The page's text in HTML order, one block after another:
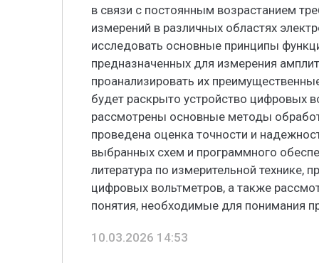
в связи с постоянным возрастанием
измерений в различных областях
исследовать основные принципы
предназначенных для измерения
проанализировать их
будет раскрыто устройство цифровых
рассмотрены основные методы
проведена оценка точности и
выбранных схем и программного
литература по измерительной
цифровых вольтметров, а также
понятия, необходимые для понимания
10.03.2026 14:53